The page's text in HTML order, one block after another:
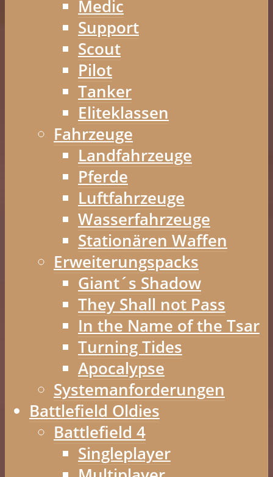
Medic
Support
Scout
Pilot
Tanker
Eliteklassen
Fahrzeuge
Landfahrzeuge
Pferde
Luftfahrzeuge
Wasserfahrzeuge
Stationären Waffen
Erweiterungspacks
Giant´s Shadow
They Shall not Pass
In the Name of the Tsar
Turning Tides
Apocalypse
Systemanforderungen
Battlefield Oldies
Battlefield 4
Singleplayer